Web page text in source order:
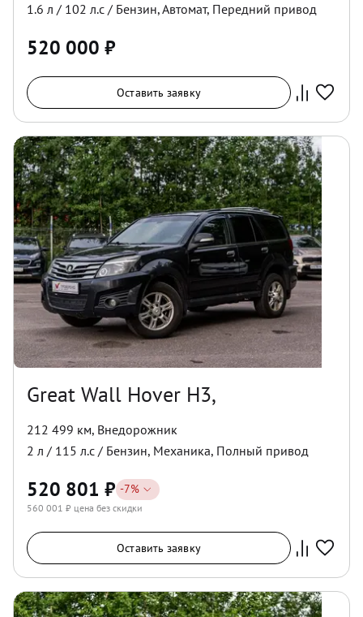
1.6 л / 102 л.с / Бензин,Автомат, Передний привод
520 000 ₽
Оставить заявку
Great Wall Hover H3,
212 499 км, Внедорожник
2 л / 115 л.с / Бензин, Механика, Полный привод
520 801 ₽ -7%
560 001 ₽ цена без скидки
Оставить заявку